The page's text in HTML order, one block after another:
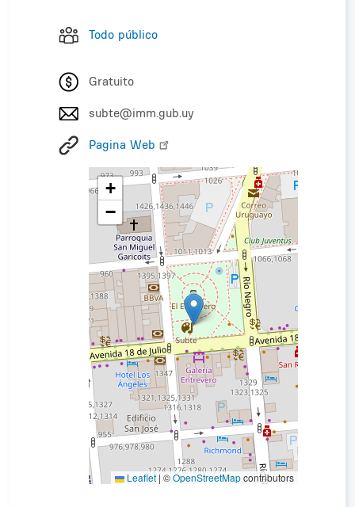
Todo público
Gratuito
subte@imm.gub.uy
Pagina Web
+
−
Leaflet | ©OpenStreetMapcontributors